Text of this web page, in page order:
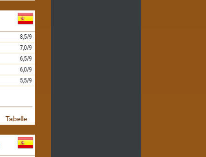
8,5/9
7,0/9
6,5/9
6,0/9
5,5/9
Tabelle